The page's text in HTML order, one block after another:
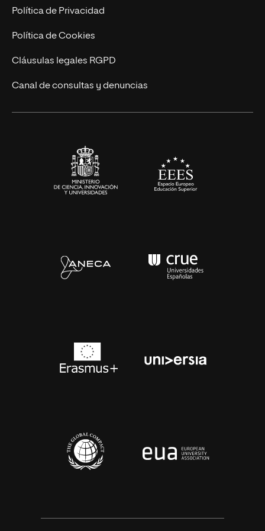
Postgrados
Cursos Universitarios
Trabaja en UNIR
Actualidad
UNIR Revista
Eventos
Política de Privacidad
Política de Cookies
Cláusulas legales RGPD
Canal de consultas y denuncias